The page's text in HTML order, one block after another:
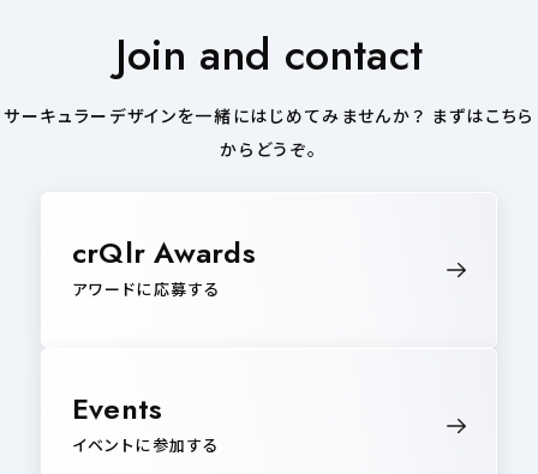
Join and contact
サーキュラーデザインを一緒にはじめてみませんか？ まずはこちら
からどうぞ。
crQlr Awards
アワードに応募する
Events
イベントに参加する